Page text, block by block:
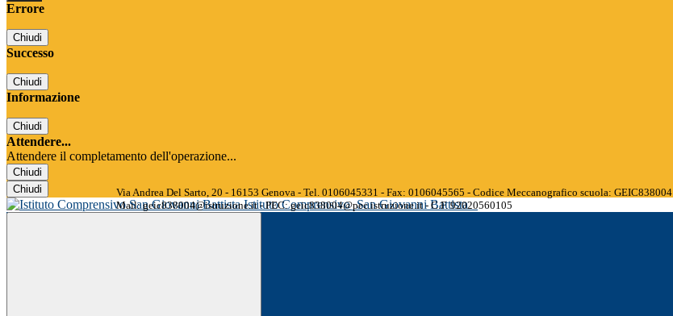
Errore
Chiudi
Successo
Chiudi
Informazione
Chiudi
Attendere...
Attendere il completamento dell'operazione...
Chiudi
Chiudi
Istituto Comprensivo San Giovanni Battista
Via Andrea Del Sarto, 20 - 16153 Genova - Tel. 0106045331 - Fax: 0106045565 - Codice Meccanografico scuola: GEIC838004
Mail: geic838004@istruzione.it - PEC: geic838004@pec.istruzione.it - C.F. 92020560105